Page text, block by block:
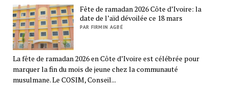
Fête de ramadan 2026 Côte d’Ivoire: la
date de l’aïd dévoilée ce 18 mars
PAR FIRMIN AGBÉ
La fête de ramadan 2026 en Côte d’Ivoire est célébrée pour
marquer la fin du mois de jeune chez la communauté
musulmane. Le COSIM, Conseil...